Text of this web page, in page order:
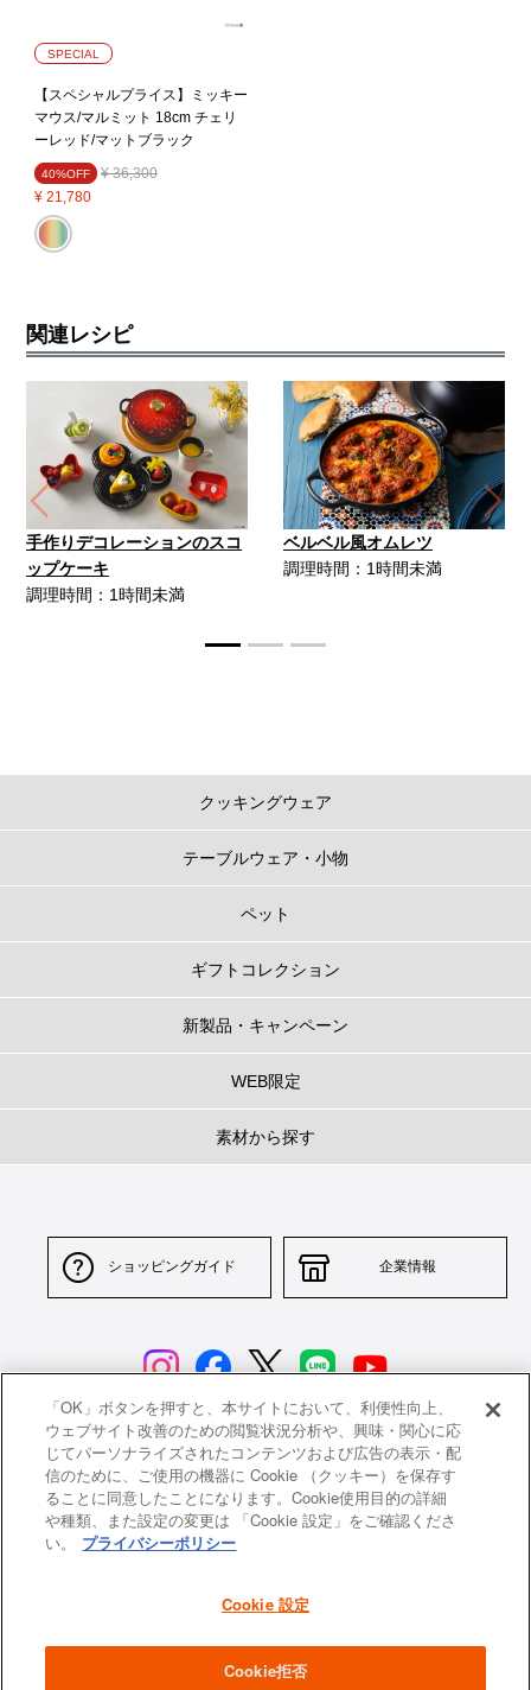
SPECIAL
【スペシャルプライス】ミッキー
マウス/マルミット 18cm チェリ
ーレッド/マットブラック
40%OFF Price reduced from
¥ 36,300to
¥ 21,780
関連レシピ
手作りデコレーションのスコ
ップケーキ
調理時間：1時間未満
ベルベル風オムレツ
調理時間：1時間未満
Previous
クッキングウェア
テーブルウェア・小物
ペット
ギフトコレクション
新製品・キャンペーン
WEB限定
素材から探す
ショッピングガイド 企業情報
サイトポリシー 特定商取引法に基づく表示
並行輸入品について 個人情報保護方針
返品について
よくあるご質問 お問い合わせ
「OK」ボタンを押すと、本サイトにおいて、利便性向上、
ウェブサイト改善のための閲覧状況分析や、興味・関心に応
じてパーソナライズされたコンテンツおよび広告の表示・配
信のために、ご使用の機器に Cookie （クッキー）を保存す
ることに同意したことになります。Cookie使用目的の詳細
や種類、また設定の変更は 「Cookie 設定」をご確認くださ
い。
プライバシーポリシー
Cookie 設定
Cookie拒否